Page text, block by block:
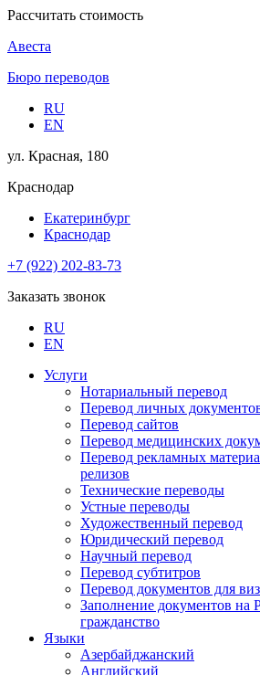
Рассчитать стоимость
Авеста
Бюро переводов
RU
EN
ул. Красная, 180
Краснодар
Екатеринбург
Краснодар
+7 (922) 202-83-73
Заказать звонок
RU
EN
Услуги
Нотариальный перевод
Перевод личных
Перевод сайтов
Перевод медицинских
Перевод рекламных
релизов
Технические переводы
Устные переводы
Художественный перевод
Юридический перевод
Научный перевод
Перевод субтитров
Перевод документов для
Заполнение документов
гражданство
Языки
Азербайджанский
Английский